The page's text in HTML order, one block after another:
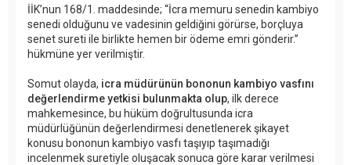
İİK’nun 168/1. maddesinde; “İcra memuru senedin kambiyo
senedi olduğunu ve vadesinin geldiğini görürse, borçluya
senet sureti ile birlikte hemen bir ödeme emri gönderir.”
hükmüne yer verilmiştir.
Somut olayda, icra müdürünün bononun kambiyo vasfını
değerlendirme yetkisi bulunmakta olup, ilk derece
mahkemesince, bu hüküm doğrultusunda icra
müdürlüğünün değerlendirmesi denetlenerek şikayet
konusu bononun kambiyo vasfı taşıyıp taşımadığı
incelenmek suretiyle oluşacak sonuca göre karar verilmesi